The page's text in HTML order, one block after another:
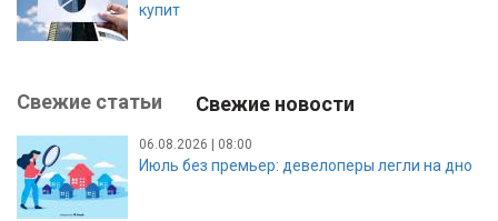
купит
Свежие статьи Свежие новости
06.08.2026 | 08:00
Июль без премьер: девелоперы легли на дно